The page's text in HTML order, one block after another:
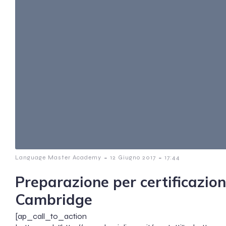
Language Master Academy - 12 Giugno 2017 - 17:44
Preparazione per
Cambridge
[ap_call_to_action